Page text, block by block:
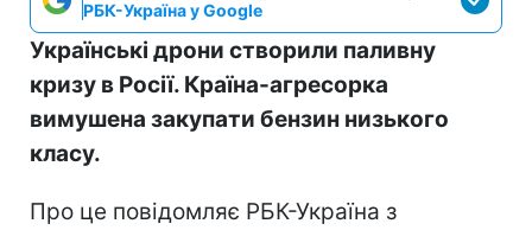
РБК-Україна у Google
Українські дрони створили паливну
кризу в Росії. Країна-агресорка
вимушена закупати бензин низького
класу.
Про це повідомляє РБК-Україна з